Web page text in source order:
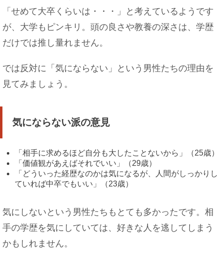
ピアスの穴がふさがる期間は？ふさがった時の対
処法もご紹介！
たこ焼きに入れるおすすめチーズ！こんな種類が
子猫が首輪を嫌がる時の対処法！首輪をつけた方
がいい理由
カナヘビを初めて飼育する人は、与えるエサにつ
いて理解しよう
「せめて大卒くらいは・・・」と考えているようです
が、大学もピンキリ。頭の良さや教養の深さは、学歴
だけでは推し量れません。
では反対に「気にならない」という男性たちの理由を
見てみましょう。
気にならない派の意見
「相手に求めるほど自分も大したことないから」（25歳）
「価値観があえばそれでいい」（29歳）
「どういった経歴なのかは気になるが、人間がしっかりし
ていれば中卒でもいい」（23歳）
気にしないという男性たちもとても多かったです。相
手の学歴を気にしていては、好きな人を逃してしまう
かもしれません。